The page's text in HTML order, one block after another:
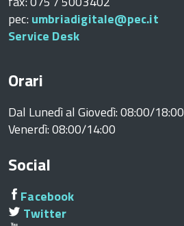
pec: umbriadigitale@pec.it
Service Desk
Orari
Dal Lunedì al Giovedì: 08:00/18:00
Venerdì: 08:00/14:00
Social
Facebook
Twitter